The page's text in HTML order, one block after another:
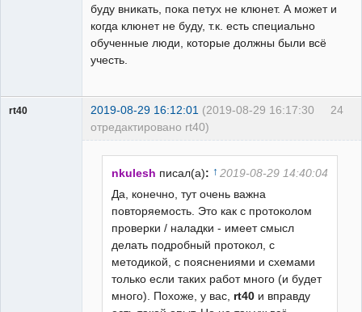
буду вникать, пока петух не клюнет. А может и
когда клюнет не буду, т.к. есть специально
обученные люди, которые должны были всё
учесть.
24
rt40 2019-08-29 16:12:01 (2019-08-29 16:17:30
отредактировано rt40)
nkulesh писал(а): ↑ 2019-08-29 14:40:04
Да, конечно, тут очень важна
повторяемость. Это как с протоколом
проверки / наладки - имеет смысл
делать подробный протокол, с
методикой, с пояснениями и схемами
только если таких работ много (и будет
много). Похоже, у вас, rt40 и вправду